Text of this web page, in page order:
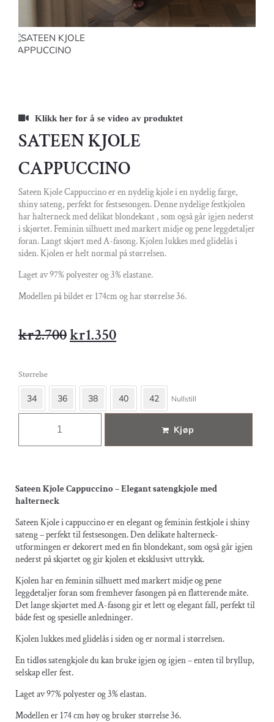
SATEEN KJOLE
CAPPUCCINO
Sateen Kjole Cappuccino er en nydelig kjole i en nydelig farge,
shiny sateng, perfekt for festsesongen. Denne nydelige festkjolen
har halterneck med delikat blondekant , som også går igjen nederst
i skjørtet. Feminin silhuett med markert midje og pene leggdetaljer
foran. Langt skjørt med A-fasong. Kjolen lukkes med glidelås i
siden. Kjolen er helt normal på størrelsen.
Laget av 97% polyester og 3% elastane.
Modellen på bildet er 174cm og har størrelse 36.
kr2.700kr1.350
Størrelse
34 36 38 40 42 Nullstill
Kjøp
Sateen Kjole Cappuccino – Elegant satengkjole med
halterneck
Sateen Kjole i cappuccino er en elegant og feminin festkjole i shiny
sateng – perfekt til festsesongen. Den delikate halterneck-
utformingen er dekorert med en fin blondekant, som også går igjen
nederst på skjørtet og gir kjolen et eksklusivt uttrykk.
Kjolen har en feminin silhuett med markert midje og pene
leggdetaljer foran som fremhever fasongen på en flatterende måte.
Det lange skjørtet med A-fasong gir et lett og elegant fall, perfekt til
både fest og spesielle anledninger.
Kjolen lukkes med glidelås i siden og er normal i størrelsen.
En tidløs satengkjole du kan bruke igjen og igjen – enten til bryllup,
selskap eller fest.
Laget av 97% polyester og 3% elastan.
Modellen er 174 cm høy og bruker størrelse 36.